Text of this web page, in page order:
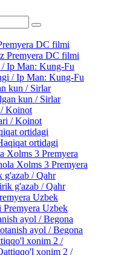
DC filmi
Ip Man: Kung-Fu
kun / Sirlar
Koinot
ortidagi
Xolms 3 Premyera
g'azab / Qahr
Uzbek
ayol / Begona
xonim 2 /